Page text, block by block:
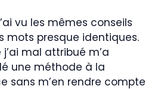
vu les mêmes conseils
mots presque identiques.
mal attribué m’a
une méthode à la
sans m’en rendre compte